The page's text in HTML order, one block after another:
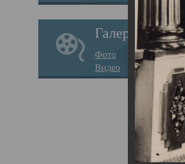
Галерея
Фото
Видео